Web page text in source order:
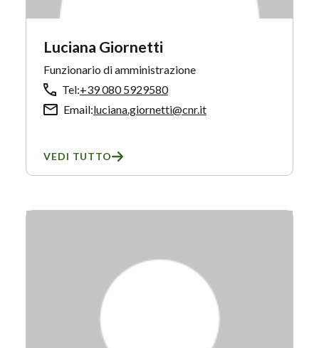
Luciana Giornetti
Funzionario di amministrazione
Tel:+39 080 5929580
Email:luciana.giornetti@cnr.it
VEDI TUTTO